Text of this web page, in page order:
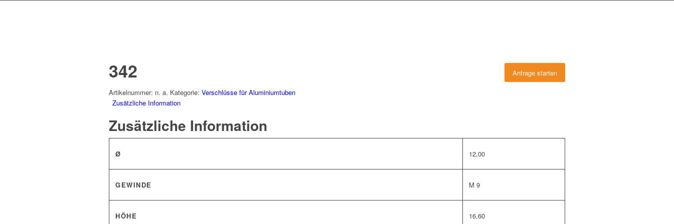
Anfrage starten
342
Artikelnummer: n. a. Kategorie: Verschlüsse für Aluminiumtuben
Zusätzliche Information
Zusätzliche Information
Ø 12,00
GEWINDE M 9
HÖHE 16,60